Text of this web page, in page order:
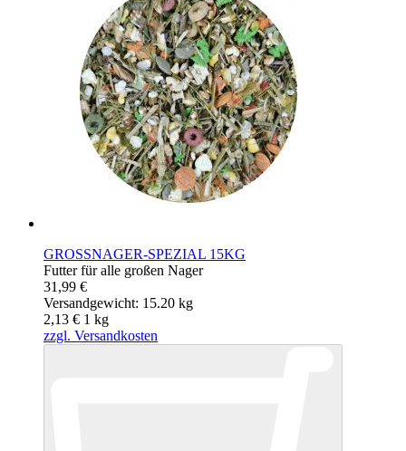
GROSSNAGER-SPEZIAL 15KG
Futter für alle großen Nager
31,99 €
Versandgewicht: 15.20 kg
2,13 € 1 kg
zzgl. Versandkosten